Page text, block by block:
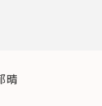
晴